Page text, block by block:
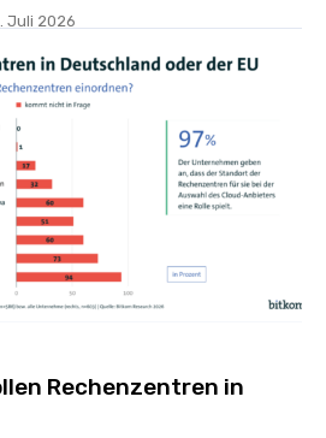
Juli 2026
Rechenzentren in